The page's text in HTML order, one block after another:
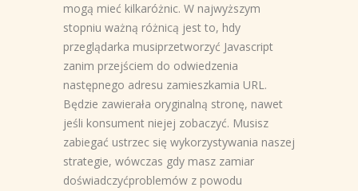
mogą mieć kilkaróżnic. W najwyższym
stopniu ważną różnicą jest to, hdy
przeglądarka musiprzetworzyć Javascript
zanim przejściem do odwiedzenia
następnego adresu zamieszkamia URL.
Będzie zawierała oryginalną stronę, nawet
jeśli konsument niejej zobaczyć. Musisz
zabiegać ustrzec się wykorzystywania naszej
strategie, wówczas gdy masz zamiar
doświadczyćproblemów z powodu